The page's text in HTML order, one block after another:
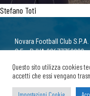
Stefano Toti
Novara Football Club
C.F. e P. IVA 02677750032
© 2022 Novara Football
Privacy/ Cookie
Questo sito utilizza cookies
accetti che essi vengano